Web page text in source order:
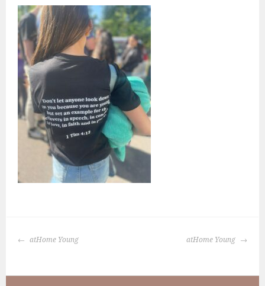
BERICHTNAVIGATIE
atHome Young atHome Young